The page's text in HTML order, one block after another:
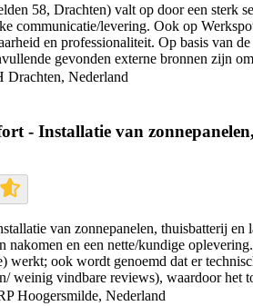
58, Drachten) valt op door een sterk
communicatie/levering. Ook op
en professionaliteit. Op basis van
gevonden externe bronnen zijn
Drachten, Nederland
- Installatie van
van zonnepanelen, thuisbatterij
nakomen en een nette/kundige
werkt; ook wordt genoemd dat er
weinig vindbare reviews), waardoor het
Hoogersmilde, Nederland